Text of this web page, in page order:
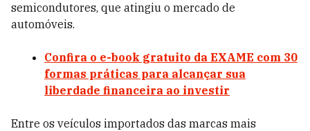
semicondutores, que atingiu o mercado de
automóveis.
Confira o e-book gratuito da EXAME com 30
formas práticas para alcançar sua
liberdade financeira ao investir
Entre os veículos importados das marcas mais